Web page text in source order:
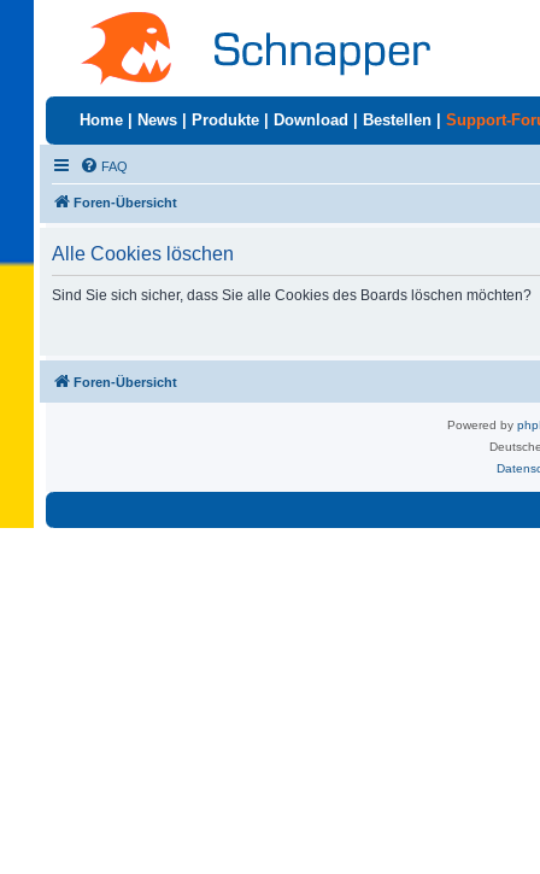
Home News Produkte Download Bestellen Support-
FAQ
Foren-Übersicht
Alle Cookies löschen
Sind Sie sich sicher, dass Sie alle Cookies des Boards löschen möchten?
Foren-Übersicht
Powered by